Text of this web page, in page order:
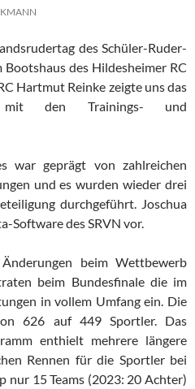
des Schüler-Ruder-
des Hildesheimer RC
Hartmut Reinke zeigte uns das
mit den Trainings- und
war geprägt von zahlreichen
und es wurden wieder drei
durchgeführt. Joschua
Software des SRVN vor.
beim Wettbewerb
beim Bundesfinale die im
in vollem Umfang ein. Die
626 auf 449 Sportler. Das
enthielt mehrere längere
Rennen für die Sportler bei
nur 15 Teams (2023: 20 Achter)